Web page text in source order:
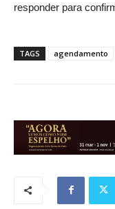
responder para
TAGS agendamento